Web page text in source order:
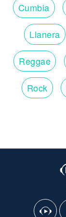
Cumbia
Llanera
Reggae
Rock